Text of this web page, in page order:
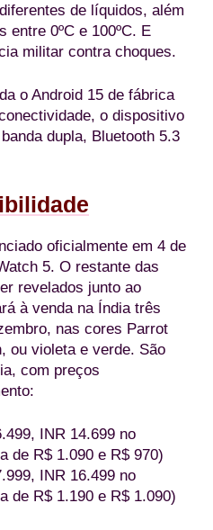
de líquidos, além
entre 0ºC e 100ºC. E
militar contra choques.
o Android 15 de fábrica
o dispositivo
dupla, Bluetooth 5.3
oficialmente em 4 de
5. O restante das
revelados junto ao
à venda na Índia três
nas cores Parrot
ou violeta e verde. São
com preços
INR 14.699 no
de R$ 1.090 e R$ 970)
INR 16.499 no
de R$ 1.190 e R$ 1.090)